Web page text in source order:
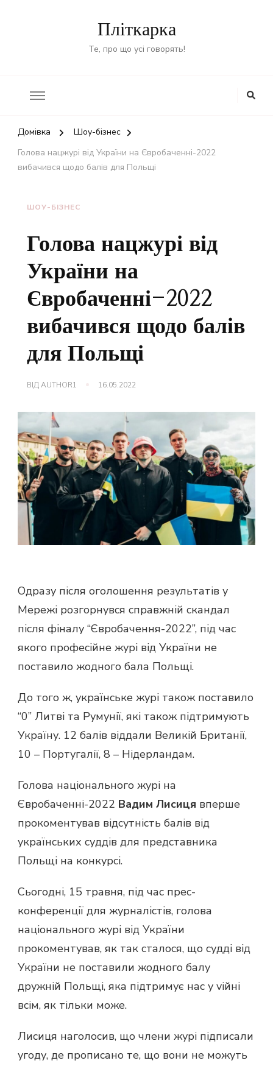
Пліткарка
Те, про що усі говорять!
Домівка
Шоу-бізнес
Голова нацжурі від України на Євробаченні-2022
вибачився щодо балів для Польщі
ШОУ-БІЗНЕС
Голова нацжурі від
України на
Євробаченні-2022
вибачився щодо балів
для Польщі
ВІДAUTHOR1 16.05.2022
Одразу після оголошення результатів у
Мережі розгорнувся справжній скандал
після фіналу “Євробачення-2022”, під час
якого професійне журі від України не
поставило жодного бала Польщі.
До того ж, українське журі також поставило
“0” Литві та Румунії, які також підтримують
Україну. 12 балів віддали Великій Британії,
10 – Португалії, 8 – Нідерландам.
Голова національного журі на
Євробаченні-2022 Вадим Лисиця вперше
прокоментував відсутність балів від
українських суддів для представника
Польщі на конкурсі.
Сьогодні, 15 травня, під час прес-
конференції для журналістів, голова
національного журі від України
прокоментував, як так сталося, що судді від
України не поставили жодного балу
дружній Польщі, яка підтримує нас у viйні
всім, як тільки може.
Лисиця наголосив, що члени журі підписали
угоду, де прописано те, що вони не можуть